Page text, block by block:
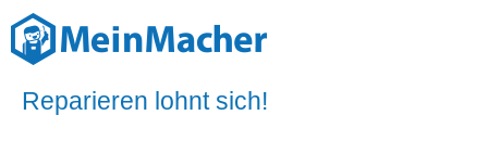
Reparieren lohnt sich!